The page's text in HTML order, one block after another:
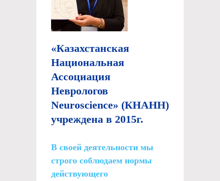
«Казахстанская
Национальная
Ассоциация
Неврологов
Neuroscience» (КНАНН)
учреждена в 2015г.
В своей деятельности мы
строго соблюдаем нормы
действующего